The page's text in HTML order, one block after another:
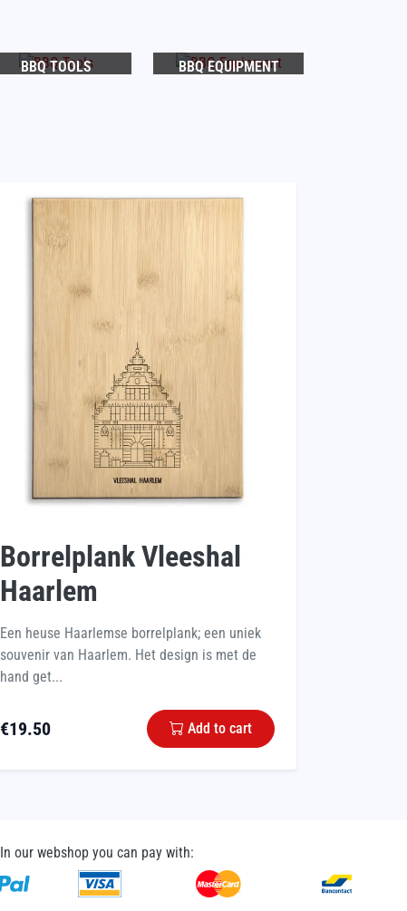
BBQ TOOLS BBQ EQUIPMENT
Borrelplank Vleeshal
Haarlem
Een heuse Haarlemse borrelplank; een uniek
souvenir van Haarlem. Het design is met de
hand get...
€19.50 Add to cart
In our webshop you can pay with: